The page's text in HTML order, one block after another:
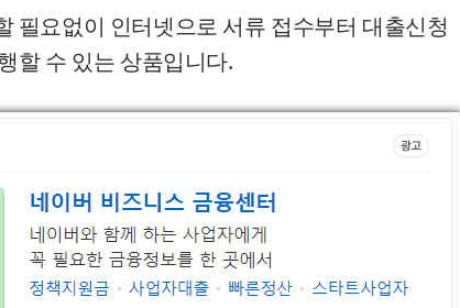
필요없이 인터넷으로 서류 접수부터 대출신청
할 수 있는 상품입니다.